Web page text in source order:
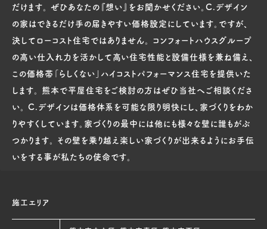
だけます。 ぜひあなたの『想い』をお聞かせください。C.デザイン
の家はできるだけ手の届きやすい価格設定にしています。ですが、
決してローコスト住宅ではありません。 コンフォートハウスグループ
の高い仕入れ力を活かして高い住宅性能と設備仕様を兼ね備え、
この価格帯「らしくない」ハイコストパフォーマンス住宅を提供いた
します。 熊本で平屋住宅をご検討の方はぜひ当社へご相談くださ
い。 C.デザインは価格体系を可能な限り明快にし、家づくりをわか
りやすくしています。家づくりの最中には他にも様々な壁に誰もがぶ
つかります。 その壁を乗り越え楽しい家づくりが出来るようにお手伝
いをする事が私たちの使命です。
施工エリア